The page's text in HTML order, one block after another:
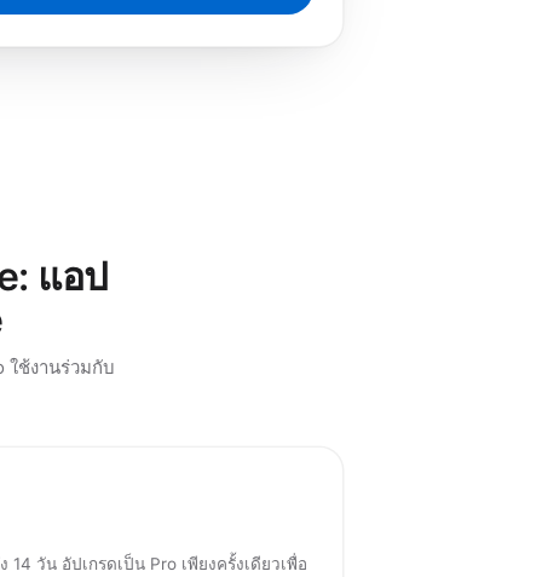
แอป
ใช้งานร่วมกับ
วัน อัปเกรดเป็น Pro เพียงครั้งเดียวเพื่อ